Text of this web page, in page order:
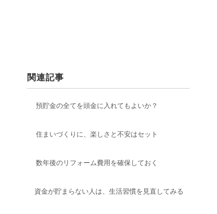
関連記事
預貯金の全てを頭金に入れてもよいか？
住まいづくりに、楽しさと不安はセット
数年後のリフォーム費用を確保しておく
資金が貯まらない人は、生活習慣を見直してみる